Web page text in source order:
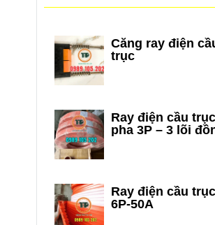
Căng ray điện
trục
Ray điện cầu
pha 3P – 3 lõi
Ray điện cầu trục
6P-50A